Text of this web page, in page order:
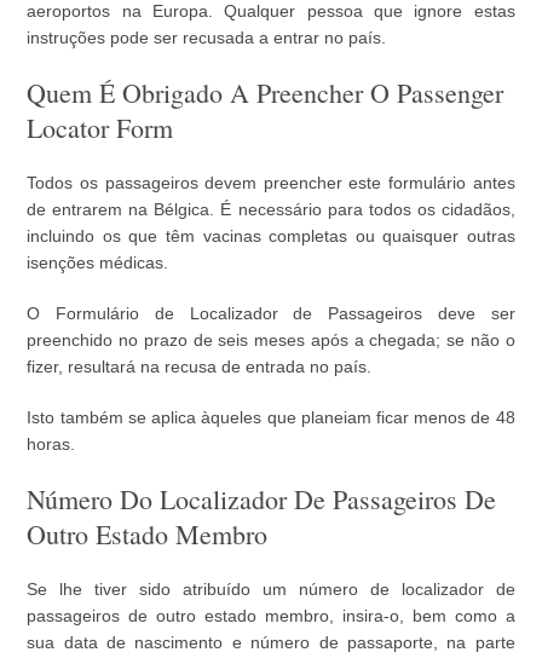
aeroportos na Europa. Qualquer pessoa que ignore estas
instruções pode ser recusada a entrar no país.
Quem É Obrigado A Preencher O Passenger
Locator Form
Todos os passageiros devem preencher este formulário antes
de entrarem na Bélgica. É necessário para todos os cidadãos,
incluindo os que têm vacinas completas ou quaisquer outras
isenções médicas.
O Formulário de Localizador de Passageiros deve ser
preenchido no prazo de seis meses após a chegada; se não o
fizer, resultará na recusa de entrada no país.
Isto também se aplica àqueles que planeiam ficar menos de 48
horas.
Número Do Localizador De Passageiros De
Outro Estado Membro
Se lhe tiver sido atribuído um número de localizador de
passageiros de outro estado membro, insira-o, bem como a
sua data de nascimento e número de passaporte, na parte